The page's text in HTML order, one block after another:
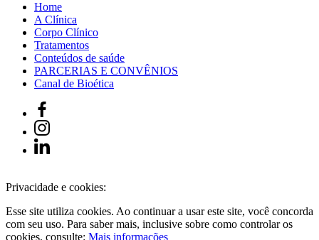
Home
A Clínica
Corpo Clínico
Tratamentos
Conteúdos de saúde
PARCERIAS E CONVÊNIOS
Canal de Bioética
Privacidade e cookies:
Esse site utiliza cookies. Ao continuar a usar este site, você concorda
com seu uso. Para saber mais, inclusive sobre como controlar os
cookies, consulte: Mais informações